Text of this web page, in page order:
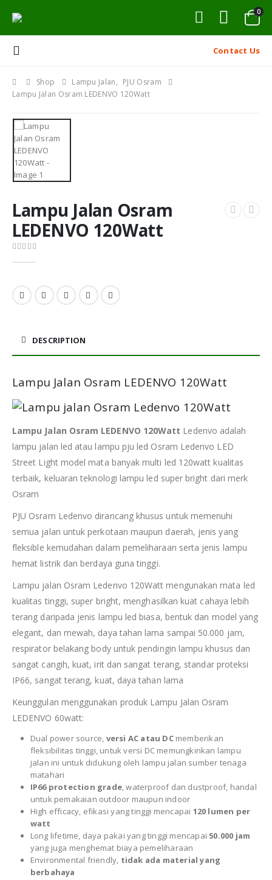
0
Contact Us
Shop Lampu Jalan, PJU Osram
Lampu Jalan Osram LEDENVO 120Watt
Lampu Jalan Osram
LEDENVO 120Watt
DESCRIPTION
Lampu Jalan Osram LEDENVO 120Watt
Lampu Jalan Osram LEDENVO 120Watt Ledenvo adalah
lampu jalan led atau lampu pju led Osram Ledenvo LED
Street Light model mata banyak multi led 120watt kualitas
terbaik, keluaran teknologi lampu led super bright dari merk
Osram
PJU Osram Ledenvo dirancang khusus untuk memenuhi
semua jalan untuk perkotaan maupun daerah, jenis yang
fleksible kemudahan dalam pemeliharaan serta jenis lampu
hemat listrik dan berdaya guna tinggi.
Lampu jalan Osram Ledenvo 120Watt mengunakan mata led
kualitas tinggi, super bright, menghasilkan kuat cahaya lebih
terang daripada jenis lampu led biasa, bentuk dan model yang
elegant, dan mewah, daya tahan lama sampai 50.000 jam,
respirator belakang body untuk pendingin lampu khusus dan
sangat cangih, kuat, irit dan sangat terang, standar proteksi
IP66, sangat terang, kuat, daya tahan lama
Keunggulan menggunakan produk Lampu Jalan Osram
LEDENVO 60watt:
Dual power source, versi AC atau DCmemberikan
fleksibilitas tinggi, untuk versi DC memungkinkan lampu
jalan ini untuk didukung oleh lampu jalan sumber tenaga
matahari
IP66 protection grade, waterproof dan dustproof, handal
untuk pemakaian outdoor maupun indoor
High efficacy, efikasi yang tinggi mencapai 120 lumen per
watt
Long lifetime, daya pakai yang tinggi mencapai 50.000 jam
yang juga menghemat biaya pemeliharaan
Environmental friendly, tidak ada material yang
berbahaya